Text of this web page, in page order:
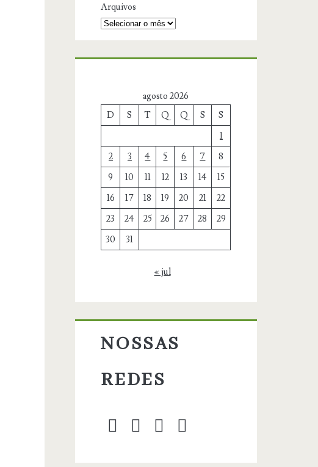
Arquivos
agosto 2026
D
S T Q Q S
S
1
2
3 4 5 6 7
8
9
10 11 12 13 14
15
16
17 18 19 20 21
22
23
24 25 26 27 28
29
30
31
« jul
NOSSAS
REDES
twitterfacebookinstagram